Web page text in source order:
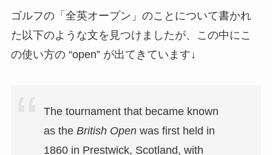
ゴルフの「全英オープン」のことについて書かれ
た以下のような文を見つけましたが、この中にこ
の使い方の “open” が出てきています↓
The tournament that became known
as the British Openwas first held in
1860 in Prestwick, Scotland, with